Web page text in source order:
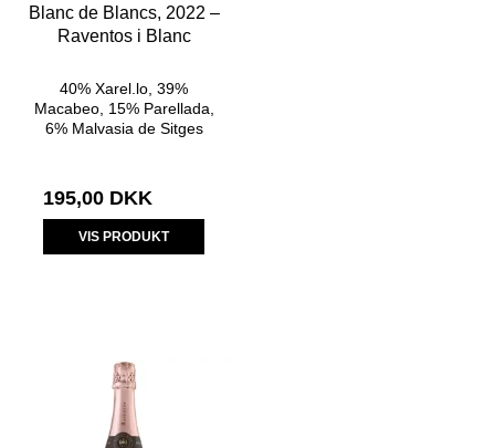
Blanc de Blancs, 2022 –
Raventos i Blanc
40% Xarel.lo, 39%
Macabeo, 15% Parellada,
6% Malvasia de Sitges
195,00 DKK
VIS PRODUKT